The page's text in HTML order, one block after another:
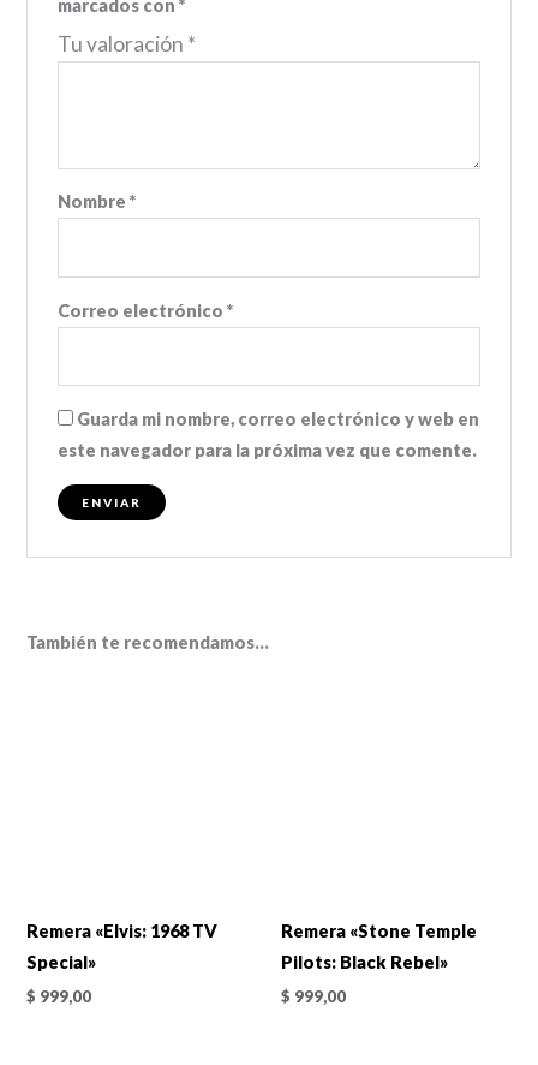
marcados con *
Tu valoración *
Nombre *
Correo electrónico *
Guarda mi nombre, correo electrónico y web en
este navegador para la próxima vez que comente.
También te recomendamos…
Remera «Elvis: 1968 TV
Special»
$ 999,00
Remera «Stone Temple
Pilots: Black Rebel»
$ 999,00